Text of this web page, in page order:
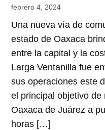
febrero 4, 2024
Una nueva vía de
estado de Oaxaca
entre la capital y la
Larga Ventanilla fue
sus operaciones este
el principal objetivo
Oaxaca de Juárez a
horas […]